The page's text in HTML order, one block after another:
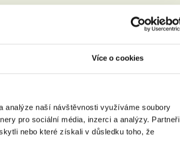
Více o cookies
analýze naší návštěvnosti využíváme soubory
pro sociální média, inzerci a analýzy. Partneři
nebo které získali v důsledku toho, že